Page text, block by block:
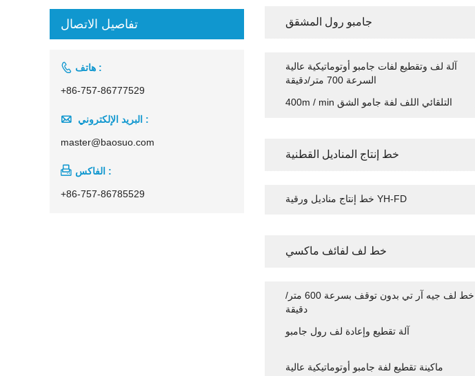
جامبو رول المشقق
آلة لف وتقطيع لفات جامبو أوتوماتيكية عالية
السرعة 700 متر/دقيقة
400m / min التلقائي اللف لفة جامو الشق
خط إنتاج المناديل القطنية
خط إنتاج مناديل ورقية YH-FD
خط لف لفائف ماكسي
خط لف جيه آر تي بدون توقف بسرعة 600 متر/
دقيقة
آلة تقطيع وإعادة لف رول جامبو
ماكينة تقطيع لفة جامبو أوتوماتيكية عالية
تفاصيل الاتصال
 هاتف :
+86-757-86777529
 البريد الإلكتروني :
master@baosuo.com
 الفاكس :
+86-757-86785529